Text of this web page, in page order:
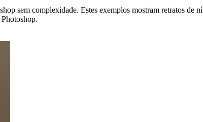
sem complexidade. Estes exemplos mostram retratos de